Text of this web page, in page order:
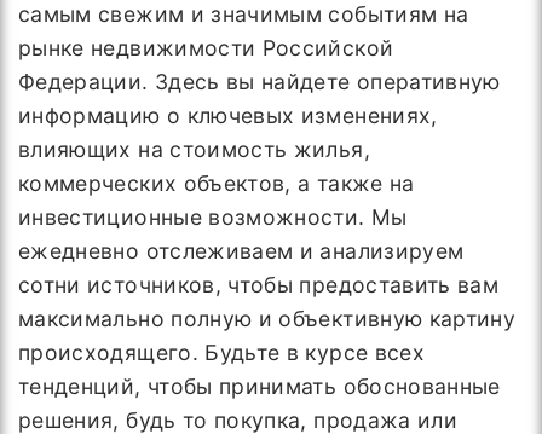
самым свежим и значимым событиям на
рынке недвижимости Российской
Федерации. Здесь вы найдете оперативную
информацию о ключевых изменениях,
влияющих на стоимость жилья,
коммерческих объектов, а также на
инвестиционные возможности. Мы
ежедневно отслеживаем и анализируем
сотни источников, чтобы предоставить вам
максимально полную и объективную картину
происходящего. Будьте в курсе всех
тенденций, чтобы принимать обоснованные
решения, будь то покупка, продажа или